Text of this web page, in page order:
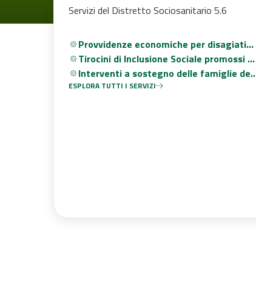
Servizi del Distretto Sociosanitario 5.6
Provvidenze economiche per disagiati
psichici
Tirocini di Inclusione Sociale promossi da
ODV E APS - riapertura termini
Interventi a sostegno delle famiglie dei
minori fino al 12° anno di età nello
ESPLORA TUTTI I SERVIZI